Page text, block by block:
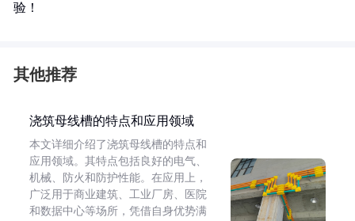
验！
其他推荐
浇筑母线槽的特点和应用领域
本文详细介绍了浇筑母线槽的特点和
应用领域。其特点包括良好的电气、
机械、防火和防护性能。在应用上，
广泛用于商业建筑、工业厂房、医院
和数据中心等场所，凭借自身优势满